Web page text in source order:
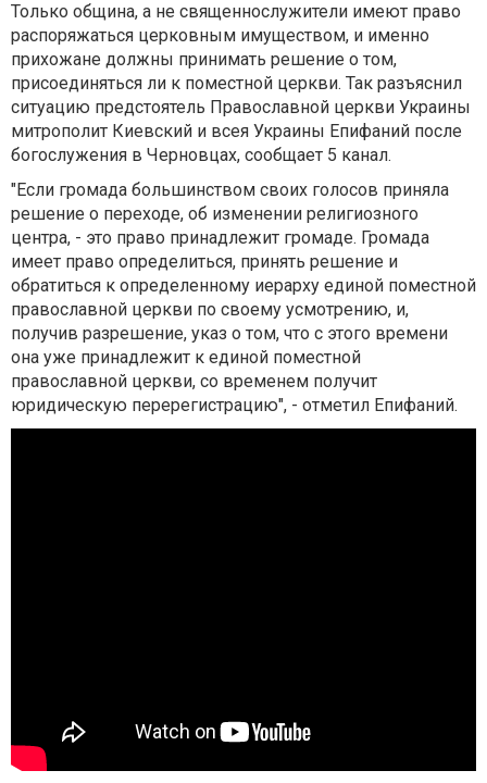
Только община, а не священнослужители имеют право
распоряжаться церковным имуществом, и именно
прихожане должны принимать решение о том,
присоединяться ли к поместной церкви. Так разъяснил
ситуацию предстоятель Православной церкви Украины
митрополит Киевский и всея Украины Епифаний после
богослужения в Черновцах, сообщает 5 канал.
"Если громада большинством своих голосов приняла
решение о переходе, об изменении религиозного
центра, - это право принадлежит громаде. Громада
имеет право определиться, принять решение и
обратиться к определенному иерарху единой поместной
православной церкви по своему усмотрению, и,
получив разрешение, указ о том, что с этого времени
она уже принадлежит к единой поместной
православной церкви, со временем получит
юридическую перерегистрацию", - отметил Епифаний.